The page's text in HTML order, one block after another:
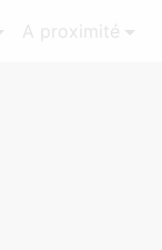
A proximité